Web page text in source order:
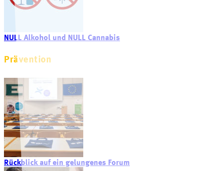
NULL Alkohol und NULL Cannabis
Prävention
Rückblick auf ein gelungenes Forum